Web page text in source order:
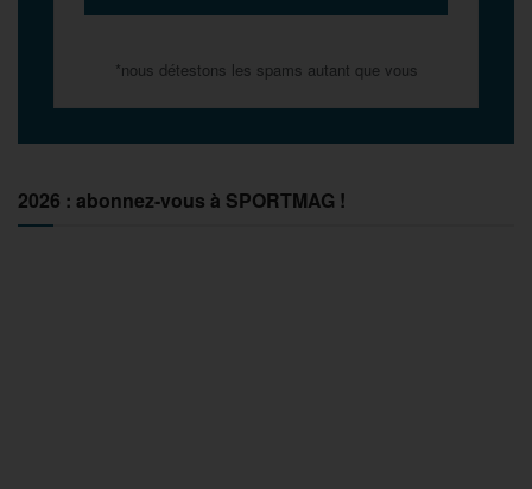
*nous détestons les spams autant que vous
2026 : abonnez-vous à SPORTMAG !